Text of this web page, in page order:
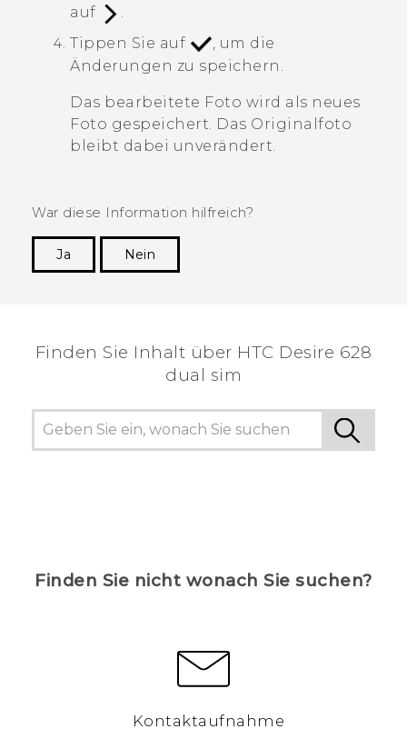
auf
.
Tippen Sie auf
, um die
Änderungen zu speichern.
Das bearbeitete Foto wird als neues
Foto gespeichert. Das Originalfoto
bleibt dabei unverändert.
War diese Information hilfreich?
Ja
Nein
Finden Sie Inhalt über‎ HTC Desire 628
dual sim
Finden Sie nicht wonach Sie suchen?
Kontaktaufnahme